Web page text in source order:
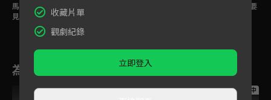
馬國賢寂寞到怕！竟看
見老年的自己在公園撿
EP34預告：滷味攤需要
為您推薦
跟播中 跟播中 跟播中
收藏片單
觀劇紀錄
立即登入